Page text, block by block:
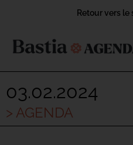
Retour vers le
03.02.2024
> AGENDA